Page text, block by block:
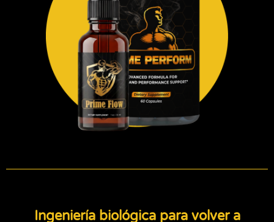
Ingeniería biológica para volver a